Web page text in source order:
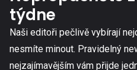
týdne
Naši editoři pečlivě vybírají
nesmíte minout. Pravidelný
nejzajímavějším vám přijde